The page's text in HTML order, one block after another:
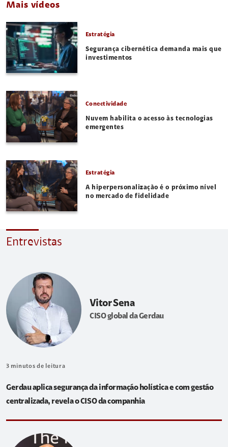
Mais vídeos
Estratégia
Segurança cibernética demanda mais que
investimentos
Conectividade
Nuvem habilita o acesso às tecnologias
emergentes
Estratégia
A hiperpersonalização é o próximo nível
no mercado de fidelidade
Entrevistas
Vitor Sena
CISO global da Gerdau
3 minutos de leitura
Gerdau aplica segurança da informação holística e com gestão
centralizada, revela o CISO da companhia